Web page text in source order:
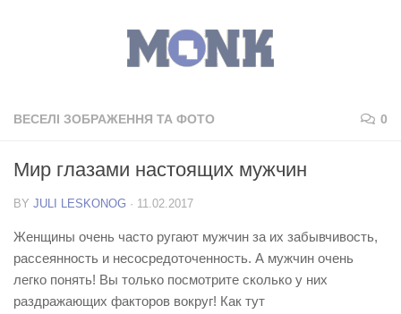
ВЕСЕЛІ ЗОБРАЖЕННЯ ТА ФОТО 0
Мир глазами настоящих мужчин
BY JULI LESKONOG · 11.02.2017
Женщины очень часто ругают мужчин за их забывчивость,
рассеянность и несосредоточенность. А мужчин очень
легко понять! Вы только посмотрите сколько у них
раздражающих факторов вокруг! Как тут